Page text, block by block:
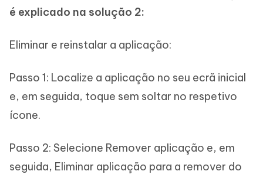
é explicado na solução 2:
Eliminar e reinstalar a aplicação:
Passo 1: Localize a aplicação no seu ecrã inicial
e, em seguida, toque sem soltar no respetivo
ícone.
Passo 2: Selecione Remover aplicação e, em
seguida, Eliminar aplicação para a remover do